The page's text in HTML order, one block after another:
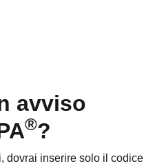
avviso
®?
dovrai inserire solo il codice